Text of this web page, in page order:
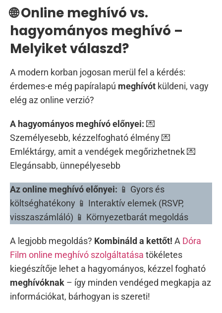
🌐 Online meghívó vs.
hagyományos meghívó –
Melyiket válaszd?
A modern korban jogosan merül fel a kérdés:
érdemes-e még papíralapú meghívót küldeni, vagy
elég az online verzió?
A hagyományos meghívó előnyei: 💌
Személyesebb, kézzelfogható élmény 💌
Emléktárgy, amit a vendégek megőrizhetnek 💌
Elegánsabb, ünnepélyesebb
Az online meghívó előnyei: 📱 Gyors és
költséghatékony 📱 Interaktív elemek (RSVP,
visszaszámláló) 📱 Környezetbarát megoldás
A legjobb megoldás? Kombináld a kettőt! A Dóra
Film online meghívó szolgáltatása tökéletes
kiegészítője lehet a hagyományos, kézzel fogható
meghívóknak – így minden vendéged megkapja az
információkat, bárhogyan is szereti!